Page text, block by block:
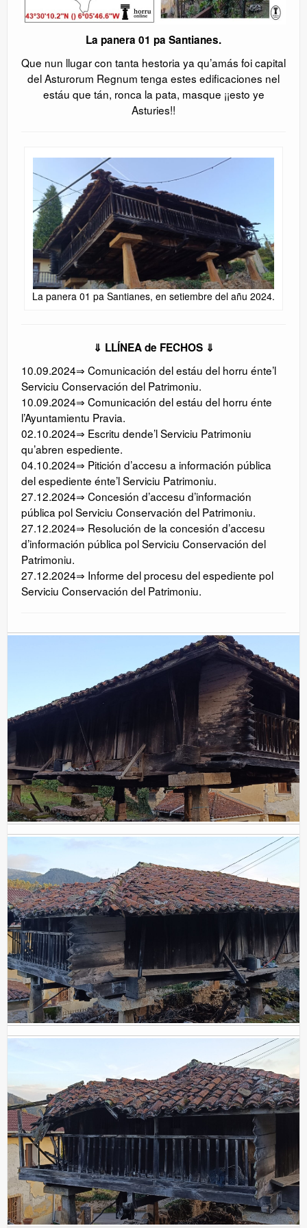
La panera 01 pa Santianes.
Que nun llugar con tanta hestoria ya qu’amás foi capital
del Asturorum Regnum tenga estes edificaciones nel
estáu que tán, ronca la pata, masque ¡¡esto ye
Asturies!!
La panera 01 pa Santianes, en setiembre del añu 2024.
⇓ LLÍNEA de FECHOS ⇓
10.09.2024⇒ Comunicación del estáu del horru énte’l
Serviciu Conservación del Patrimoniu.
10.09.2024⇒ Comunicación del estáu del horru énte
l’Ayuntamientu Pravia.
02.10.2024⇒ Escritu dende’l Serviciu Patrimoniu
qu’abren espediente.
04.10.2024⇒ Pitición d’accesu a información pública
del espediente énte’l Serviciu Patrimoniu.
27.12.2024⇒ Concesión d’accesu d’información
pública pol Serviciu Conservación del Patrimoniu.
27.12.2024⇒ Resolución de la concesión d’accesu
d’información pública pol Serviciu Conservación del
Patrimoniu.
27.12.2024⇒ Informe del procesu del espediente pol
Serviciu Conservación del Patrimoniu.